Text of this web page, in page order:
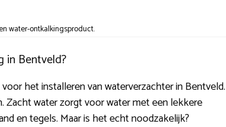
water-ontkalkingsproduct.
in Bentveld?
het installeren van waterverzachter in Bentveld.
Zacht water zorgt voor water met een lekkere
en tegels. Maar is het echt noodzakelijk?